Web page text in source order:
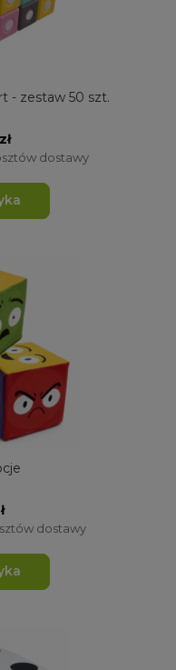
- zestaw 50 szt.
dostawy
dostawy